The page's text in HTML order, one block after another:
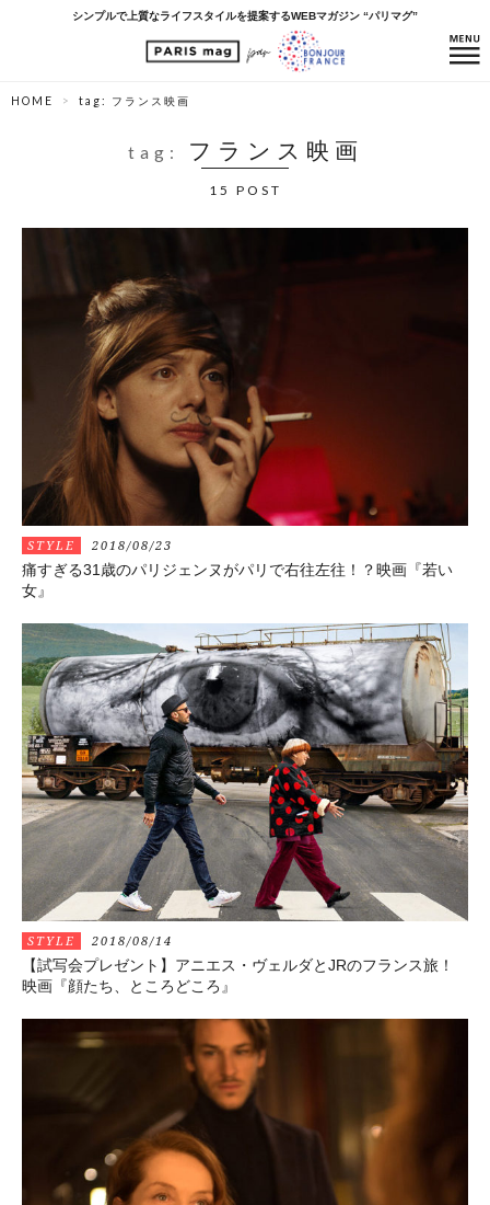
シンプルで上質なライフスタイルを提案するWEBマガジン “パリマグ”
HOME tag: フランス映画
tag: フランス映画
15 POST
STYLE 2018/08/23
痛すぎる31歳のパリジェンヌがパリで右往左往！？映画『若い
女』
STYLE 2018/08/14
【試写会プレゼント】アニエス・ヴェルダとJRのフランス旅！
映画『顔たち、ところどころ』